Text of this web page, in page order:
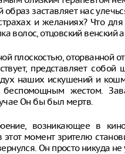
заставляет нас
и желаниях? Что для
волос, отцовский венский
оторванной от
представляет собой
наших искушений и
беспомощным жестом.
Он бы был мертв.
возникающее в
момент зрителю
Он просто никуда не